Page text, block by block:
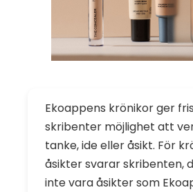
Ekoappens krönikor ger
skribenter möjlighet att
tanke, ide eller åsikt. För
åsikter svarar skribenten,
inte vara åsikter som